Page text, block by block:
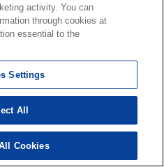
activity. You can
through cookies at
essential to the
Settings
All
Cookies